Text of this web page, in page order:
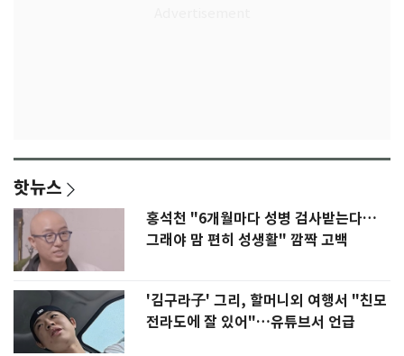
핫뉴스
홍석천 "6개월마다 성병 검사받는다…
그래야 맘 편히 성생활" 깜짝 고백
'김구라子' 그리, 할머니외 여행서 "친모
전라도에 잘 있어"…유튜브서 언급